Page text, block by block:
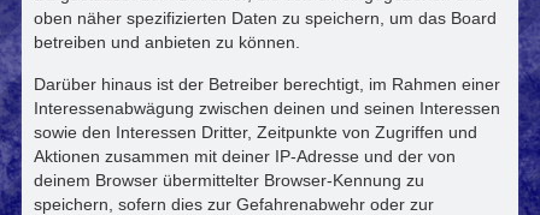
oben näher spezifizierten Daten zu speichern, um das Board
betreiben und anbieten zu können.
Darüber hinaus ist der Betreiber berechtigt, im Rahmen einer
Interessenabwägung zwischen deinen und seinen Interessen
sowie den Interessen Dritter, Zeitpunkte von Zugriffen und
Aktionen zusammen mit deiner IP-Adresse und der von
deinem Browser übermittelter Browser-Kennung zu
speichern, sofern dies zur Gefahrenabwehr oder zur